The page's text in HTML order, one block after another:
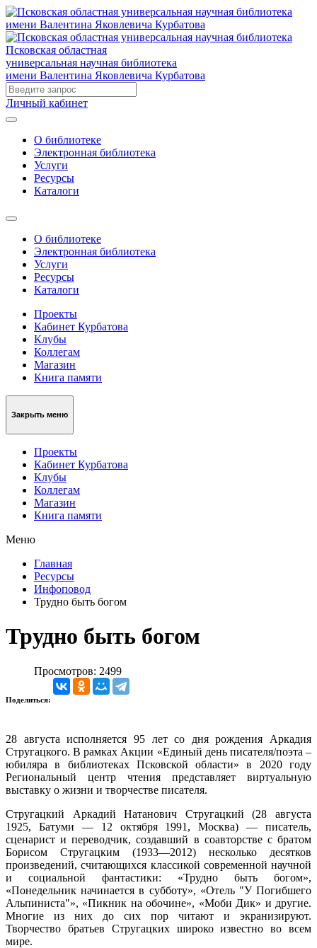
Псковская областная
универсальная научная библиотека
имени Валентина Яковлевича Курбатова
Личный кабинет
О библиотеке
Электронная библиотека
Услуги
Ресурсы
Каталоги
О библиотеке
Электронная библиотека
Услуги
Ресурсы
Каталоги
Проекты
Кабинет Курбатова
Клубы
Коллегам
Магазин
Книга памяти
Закрыть меню
Проекты
Кабинет Курбатова
Клубы
Коллегам
Магазин
Книга памяти
Меню
Главная
Ресурсы
Инфоповод
Трудно быть богом
Трудно быть богом
Просмотров: 2499
Поделиться:
28 августа исполняется 95 лет со дня рождения Аркадия
Стругацкого. В рамках Акции «Единый день писателя/поэта –
юбиляра в библиотеках Псковской области» в 2020 году
Региональный центр чтения представляет виртуальную
выставку о жизни и творчестве писателя.
Стругацкий Аркадий Натанович Стругацкий (28 августа
1925, Батуми — 12 октября 1991, Москва) — писатель,
сценарист и переводчик, создавший в соавторстве с братом
Борисом Стругацким (1933—2012) несколько десятков
произведений, считающихся классикой современной научной
и социальной фантастики: «Трудно быть богом»,
«Понедельник начинается в субботу», «Отель "У Погибшего
Альпиниста"», «Пикник на обочине», «Моби Дик» и другие.
Многие из них до сих пор читают и экранизируют.
Творчество братьев Стругацких широко известно во всем
мире.